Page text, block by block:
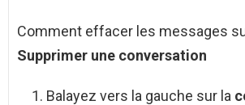
Comment effacer les messages
Supprimer une conversation
Balayez vers la gauche sur la